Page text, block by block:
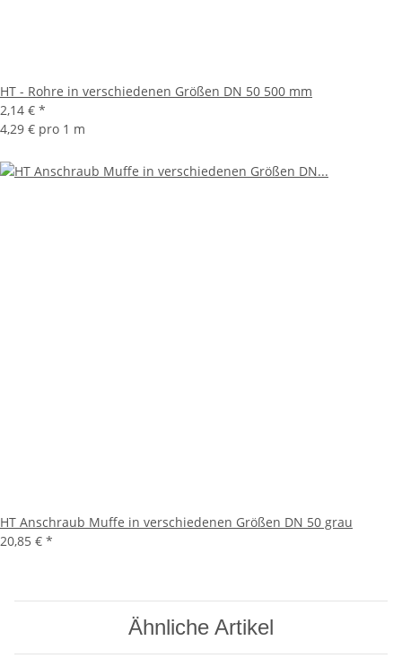
HT - Rohre in verschiedenen Größen DN 50 500 mm
2,14 € *
4,29 € pro 1 m
HT Anschraub Muffe in verschiedenen Größen DN 50 grau
20,85 € *
Ähnliche Artikel